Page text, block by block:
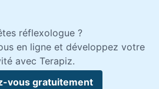
réflexologue ?
en ligne et développez votre
avec Terapiz.
vous gratuitement